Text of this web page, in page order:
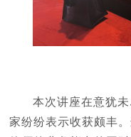
本次讲座在意犹
家纷纷表示收获颇丰